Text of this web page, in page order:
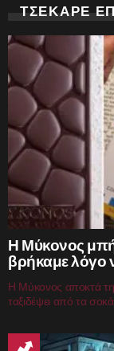
ΤΣΕΚΑΡΕ
Η Μύκονος
βρήκαμε λόγο
Η Μύκονος αποκτά τη
ταξιδέψει από τα